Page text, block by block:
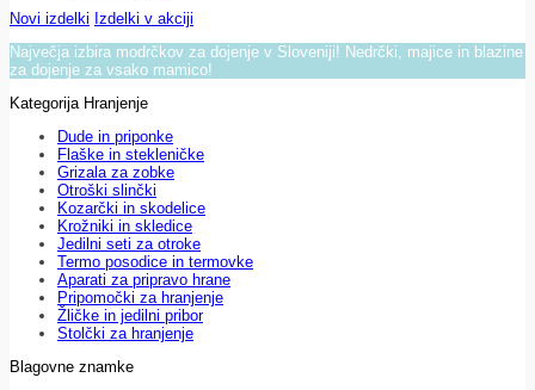
Novi izdelki Izdelki v akciji
Največja izbira modrčkov za dojenje v Sloveniji! Nedrčki, majice in blazine
za dojenje za vsako mamico!
Kategorija Hranjenje
Dude in priponke
Flaške in stekleničke
Grizala za zobke
Otroški slinčki
Kozarčki in skodelice
Krožniki in skledice
Jedilni seti za otroke
Termo posodice in termovke
Aparati za pripravo hrane
Pripomočki za hranjenje
Žličke in jedilni pribor
Stolčki za hranjenje
Blagovne znamke